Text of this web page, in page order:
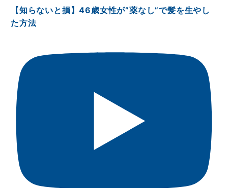
【知らないと損】46歳女性が”薬なし”で髪を生やし
た方法